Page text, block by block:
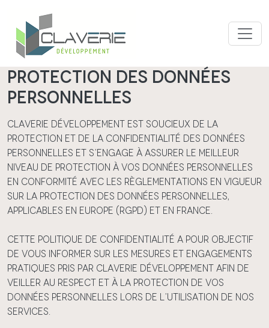
Protection des données
personnelles
Claverie Développement est soucieux de la
protection et de la confidentialité des données
personnelles et s’engage à assurer le meilleur
niveau de protection à vos données personnelles
en conformité avec les règlementations en vigueur
sur la protection des données personnelles,
applicables en Europe (RGPD) et en France.
Cette politique de confidentialité a pour objectif
de vous informer sur les mesures et engagements
pratiques pris par Claverie Développement afin de
veiller au respect et à la protection de vos
données personnelles lors de l’utilisation de nos
services.